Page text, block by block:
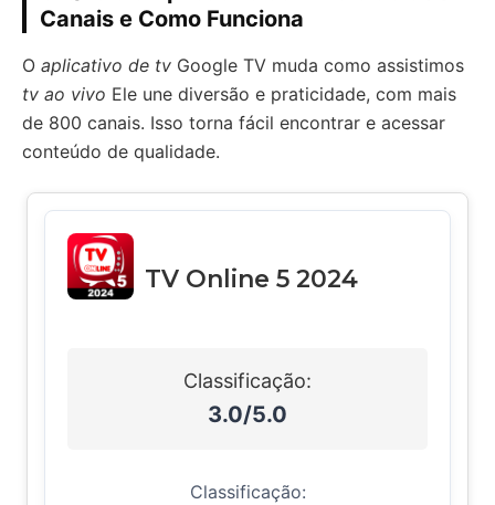
Canais e Como Funciona
O aplicativo de tv Google TV muda como assistimos
tv ao vivo Ele une diversão e praticidade, com mais
de 800 canais. Isso torna fácil encontrar e acessar
conteúdo de qualidade.
TV Online 5 2024
Classificação:
3.0/5.0
Classificação: